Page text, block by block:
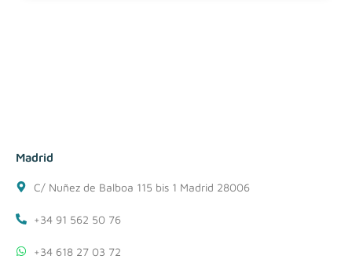
Madrid
C/ Nuñez de Balboa 115 bis 1 Madrid 28006
+34 91 562 50 76
+34 618 27 03 72